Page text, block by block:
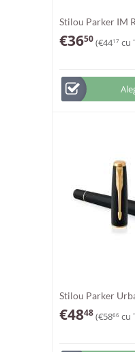
Stilou Parker IM
€3650(€4417 cu
Stilou Parker
Black GT
€4848(€5866 cu